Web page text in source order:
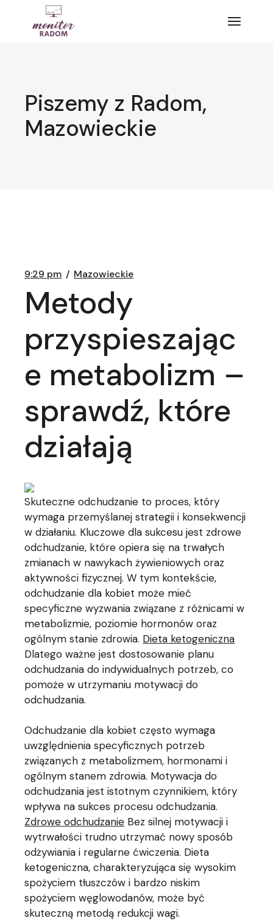
Piszemy z Radom,
Mazowieckie
9:29 pm Mazowieckie
Metody
przyspieszając
e metabolizm –
sprawdź, które
działają
Skuteczne odchudzanie to proces, który
wymaga przemyślanej strategii i konsekwencji
w działaniu. Kluczowe dla sukcesu jest zdrowe
odchudzanie, które opiera się na trwałych
zmianach w nawykach żywieniowych oraz
aktywności fizycznej. W tym kontekście,
odchudzanie dla kobiet może mieć
specyficzne wyzwania związane z różnicami w
metabolizmie, poziomie hormonów oraz
ogólnym stanie zdrowia. Dieta ketogeniczna
Dlatego ważne jest dostosowanie planu
odchudzania do indywidualnych potrzeb, co
pomoże w utrzymaniu motywacji do
odchudzania.
Odchudzanie dla kobiet często wymaga
uwzględnienia specyficznych potrzeb
związanych z metabolizmem, hormonami i
ogólnym stanem zdrowia. Motywacja do
odchudzania jest istotnym czynnikiem, który
wpływa na sukces procesu odchudzania.
Zdrowe odchudzanie Bez silnej motywacji i
wytrwałości trudno utrzymać nowy sposób
odżywiania i regularne ćwiczenia. Dieta
ketogeniczna, charakteryzująca się wysokim
spożyciem tłuszczów i bardzo niskim
spożyciem węglowodanów, może być
skuteczną metodą redukcji wagi.